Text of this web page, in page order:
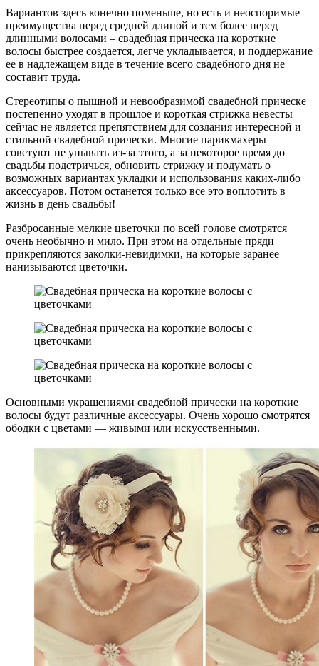
Вариантов здесь конечно поменьше, но есть и неоспоримые
преимущества перед средней длиной и тем более перед
длинными волосами – свадебная прическа на короткие
волосы быстрее создается, легче укладывается, и поддержание
ее в надлежащем виде в течение всего свадебного дня не
составит труда.
Стереотипы о пышной и невообразимой свадебной прическе
постепенно уходят в прошлое и короткая стрижка невесты
сейчас не является препятствием для создания интересной и
стильной свадебной прически. Многие парикмахеры
советуют не унывать из-за этого, а за некоторое время до
свадьбы подстричься, обновить стрижку и подумать о
возможных вариантах укладки и использования каких-либо
аксессуаров. Потом останется только все это воплотить в
жизнь в день свадьбы!
Разбросанные мелкие цветочки по всей голове смотрятся
очень необычно и мило. При этом на отдельные пряди
прикрепляются заколки-невидимки, на которые заранее
нанизываются цветочки.
Основными украшениями свадебной прически на короткие
волосы будут различные аксессуары. Очень хорошо смотрятся
ободки с цветами — живыми или искусственными.